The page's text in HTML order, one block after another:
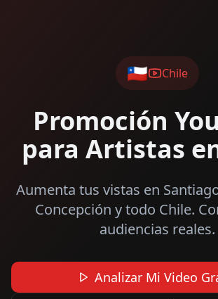
🇨🇱 Chile
Promoción
para Artistas
Aumenta tus vistas en
Concepción y todo Chile.
audiencias reales.
Analizar Mi Video